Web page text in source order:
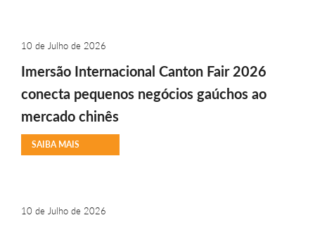
10 de Julho de 2026
Imersão Internacional Canton Fair 2026
conecta pequenos negócios gaúchos ao
mercado chinês
SAIBA MAIS
10 de Julho de 2026